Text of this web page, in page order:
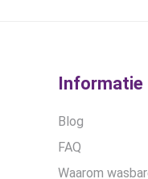
Informatie
Blog
FAQ
Waarom